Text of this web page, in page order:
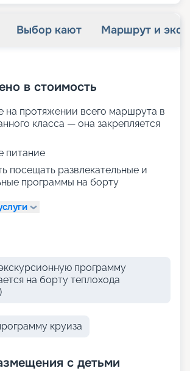
Выбор кают Маршрут и
в стоимость
на протяжении всего маршрута в
класса — она закрепляется
питание
посещать развлекательные и
программы на борту
программу
на борту теплохода
круиза
с детьми